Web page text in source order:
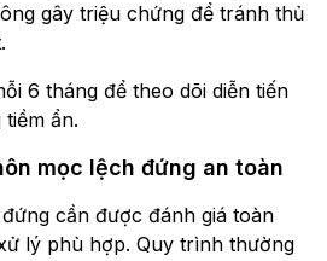
gây triệu chứng để tránh thủ
6 tháng để theo dõi diễn tiến
ẩn.
mọc lệch đứng an toàn
cần được đánh giá toàn
lý phù hợp. Quy trình thường